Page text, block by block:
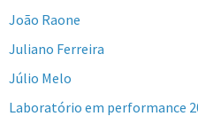
João Raone
Juliano Ferreira
Júlio Melo
Laboratório em performance